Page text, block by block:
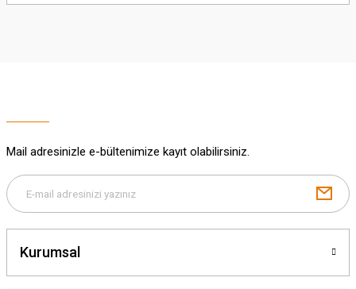
Gönder
Mail adresinizle e-bültenimize kayıt olabilirsiniz.
Kurumsal